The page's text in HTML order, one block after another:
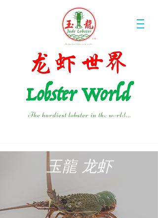
玉龍 龙虾